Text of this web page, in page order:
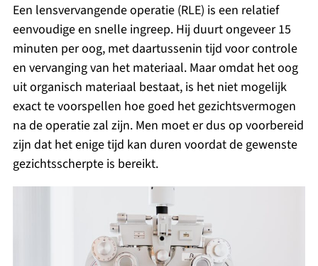
Een lensvervangende operatie (RLE) is een relatief
eenvoudige en snelle ingreep. Hij duurt ongeveer 15
minuten per oog, met daartussenin tijd voor controle
en vervanging van het materiaal. Maar omdat het oog
uit organisch materiaal bestaat, is het niet mogelijk
exact te voorspellen hoe goed het gezichtsvermogen
na de operatie zal zijn. Men moet er dus op voorbereid
zijn dat het enige tijd kan duren voordat de gewenste
gezichtsscherpte is bereikt.